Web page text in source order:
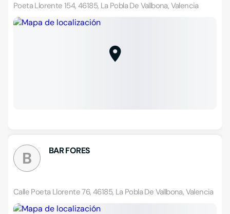
Poeta Llorente 154, 46185, La Pobla De Vallbona, Valencia
B BAR FORES
Calle Poeta Llorente 76, 46185, La Pobla De Vallbona, Valencia